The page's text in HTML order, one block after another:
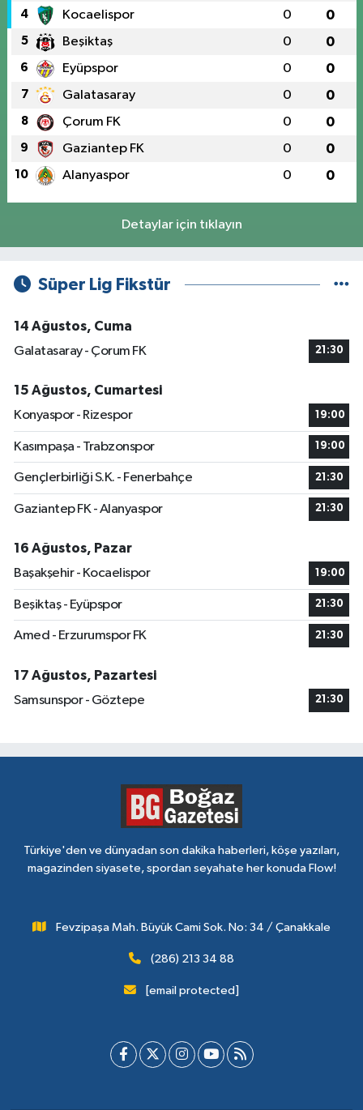
4 Kocaelispor 0 0
5 Beşiktaş 0 0
6 Eyüpspor 0 0
7 Galatasaray 0 0
8 Çorum FK 0 0
9 Gaziantep FK 0 0
10 Alanyaspor 0 0
Detaylar için tıklayın
Süper Lig Fikstür
14 Ağustos, Cuma
Galatasaray - Çorum FK
21:30
15 Ağustos, Cumartesi
Konyaspor - Rizespor
19:00
Kasımpaşa - Trabzonspor 19:00
Gençlerbirliği S.K. - Fenerbahçe 21:30
Gaziantep FK - Alanyaspor 21:30
16 Ağustos, Pazar
Başakşehir - Kocaelispor
19:00
Beşiktaş - Eyüpspor 21:30
Amed - Erzurumspor FK 21:30
17 Ağustos, Pazartesi
Samsunspor - Göztepe
21:30
Türkiye'den ve dünyadan son dakika haberleri, köşe yazıları,
magazinden siyasete, spordan seyahate her konuda Flow!
Fevzipaşa Mah. Büyük Cami Sok. No: 34 / Çanakkale
(286) 213 34 88
[email protected]